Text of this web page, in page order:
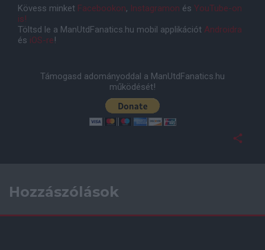
Kövess minket Facebookon, Instagramon és YouTube-on
is!
Töltsd le a ManUtdFanatics.hu mobil applikációt Androidra
és iOS-re!
Támogasd adományoddal a ManUtdFanatics.hu
működését!
Hozzászólások